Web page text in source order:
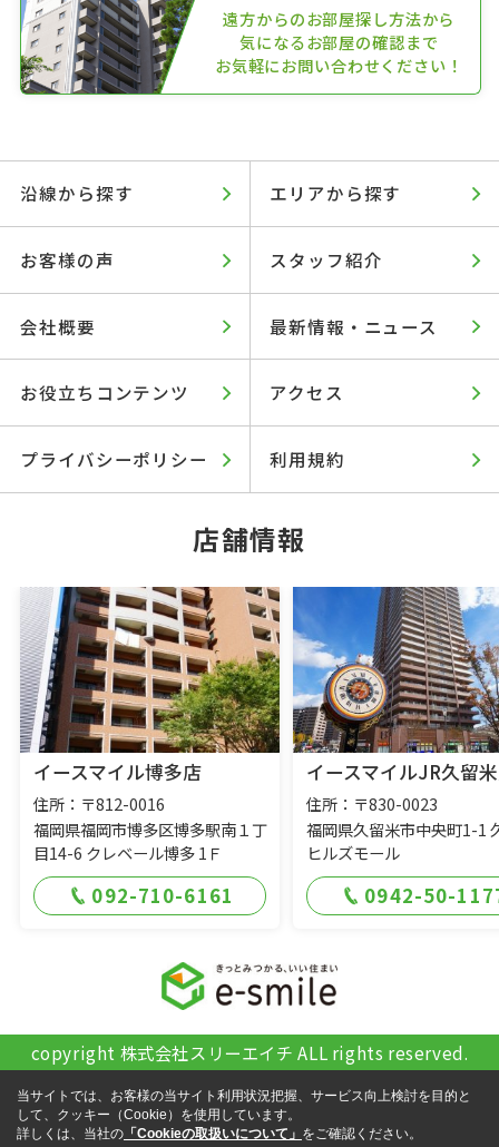
遠方からのお部屋探し方法から
気になるお部屋の確認まで
お気軽にお問い合わせください！
沿線から探す エリアから探す
お客様の声 スタッフ紹介
会社概要 最新情報・ニュース
お役立ちコンテンツ アクセス
プライバシーポリシー 利用規約
店舗情報
イースマイル博多店
住所：〒812-0016
福岡県福岡市博多区博多駅南１丁
目14-6 クレベール博多 1Ｆ
092-710-6161
イースマイルJR久留
住所：〒830-0023
福岡県久留米市中央町1-1
ヒルズモール
0942-50-
copyright 株式会社スリーエイチ ALL rights reserved.
当サイトでは、お客様の当サイト利用状況把握、サービス向上検討を目的と
して、クッキー（Cookie）を使用しています。
詳しくは、当社の 「Cookieの取扱いについて」 をご確認ください。